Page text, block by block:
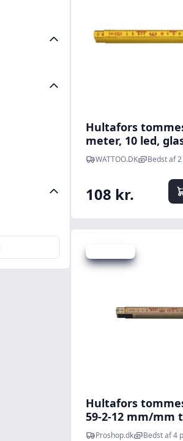
Hultafors
meter, 10 led,
WATTOO.DK Bedst af
108 kr.
Hultafors
59-2-12 mm/mm
Proshop.dk Bedst af 4